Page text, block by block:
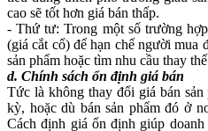
cao sẽ tốt hơn giá bán thấp.
- Thứ tư: Trong một số trường
(giá cắt cổ) để hạn chế người mua
sản phẩm hoặc tìm nhu cầu thay thế
d. Chính sách ổn định giá bán
Tức là không thay đổi giá bán
kỳ, hoặc dù bán sản phẩm đó ở
Cách định giá ổn định giúp